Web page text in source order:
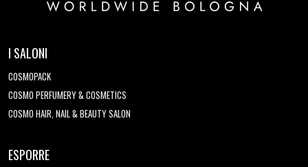
I SALONI
COSMOPACK
COSMO PERFUMERY & COSMETICS
COSMO HAIR, NAIL & BEAUTY SALON
ESPORRE